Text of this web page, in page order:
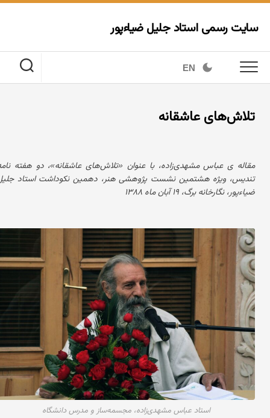
Skip
content
سایت رسمی استاد جلیل ضیاءپور
EN
تلاش‌های عاشقانه
مقاله ی عباس مشهدی‌زاده، با عنوان «تلاش‌های عاشقانه»، دو هفته
تندیس، ویژه هشتمین نشست پژوهشی هنر، دهمین نکوداشت استاد
ضیاءپور، نگارخانه برگ، ۱۹ آبان ماه ۱۳۸۸
استاد عباس مشهدی‌زاده، مجسمه‌ساز و مدرس دانشگاه